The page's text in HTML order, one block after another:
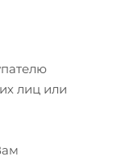
лиц или